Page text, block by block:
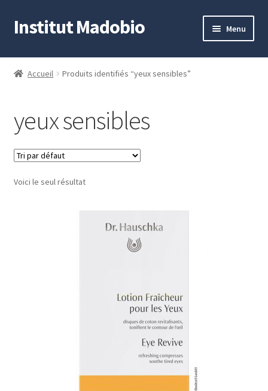
Aller
à
navigation
Aller
au
Institut Madobio Menu
Accueil
Mon compte
Panier
Validation de la commande
Accueil Produits identifiés “yeux sensibles”
yeux sensibles
Voici le seul résultat